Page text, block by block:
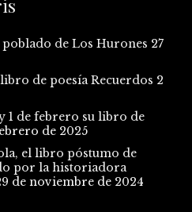
de Los Hurones 27
de poesía Recuerdos 2
1 de febrero su libro de
de 2025
el libro póstumo de
por la historiadora
de noviembre de 2024